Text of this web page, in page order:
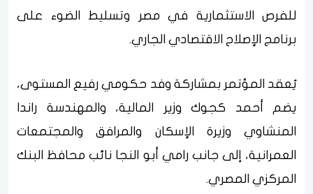
للفرص الاستثمارية في مصر وتسليط الضوء على
برنامج الإصلاح الاقتصادي الجاري.
يُعقد المؤتمر بمشاركة وفد حكومي رفيع المستوى،
يضم أحمد كجوك وزير المالية، والمهندسة راندا
المنشاوي وزيرة الإسكان والمرافق والمجتمعات
العمرانية، إلى جانب رامي أبو النجا نائب محافظ البنك
المركزي المصري.